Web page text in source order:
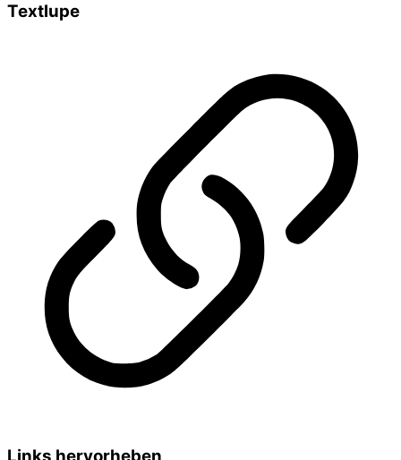
Textlupe
Links hervorheben